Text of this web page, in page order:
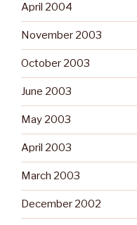
April 2004
November 2003
October 2003
June 2003
May 2003
April 2003
March 2003
December 2002